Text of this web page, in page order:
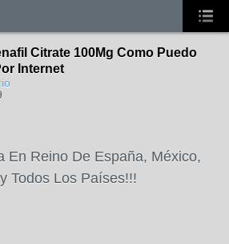
Citrate 100Mg Como Puedo
Internet
En Reino De España, México,
Todos Los Países!!!